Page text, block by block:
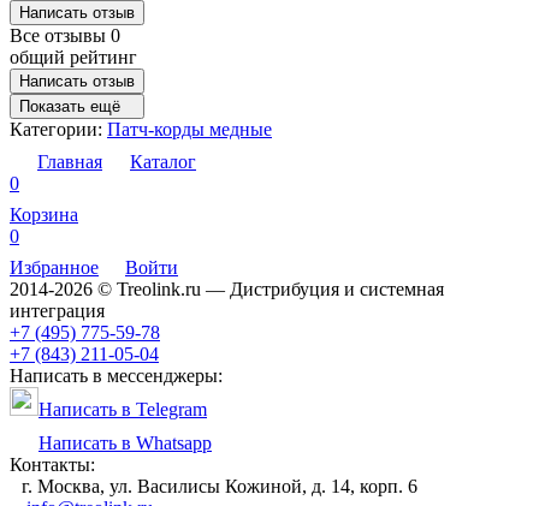
Написать отзыв
Все отзывы 0
общий рейтинг
Написать отзыв
Показать ещё
Категории: Патч-корды медные
Главная
Каталог
0
Корзина
0
Избранное
Войти
2014-2026 © Treolink.ru — Дистрибуция и системная
интеграция
+7 (495) 775-59-78
+7 (843) 211-05-04
Написать в мессенджеры:
Написать в Telegram
Написать в Whatsapp
Контакты:
г. Москва, ул. Василисы Кожиной, д. 14, корп. 6